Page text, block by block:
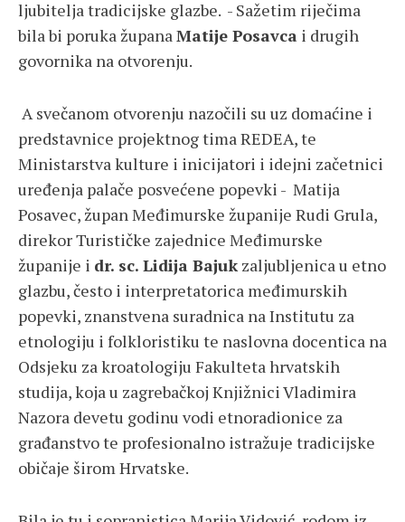
ljubitelja tradicijske glazbe. - Sažetim riječima
bila bi poruka županaMatije Posavca i drugih
govornika na otvorenju.
A svečanom otvorenju nazočili su uz domaćine i
predstavnice projektnog tima REDEA, te
Ministarstva kulture i inicijatori i idejni začetnici
uređenja palače posvećene popevki - Matija
Posavec, župan Međimurske županije Rudi Grula,
direkor Turističke zajednice Međimurske
županije i dr. sc. Lidija Bajukzaljubljenica u etno
glazbu, često i interpretatorica međimurskih
popevki, znanstvena suradnica na Institutu za
etnologiju i folkloristiku te naslovna docentica na
Odsjeku za kroatologiju Fakulteta hrvatskih
studija, koja u zagrebačkoj Knjižnici Vladimira
Nazora devetu godinu vodi etnoradionice za
građanstvo te profesionalno istražuje tradicijske
običaje širom Hrvatske.